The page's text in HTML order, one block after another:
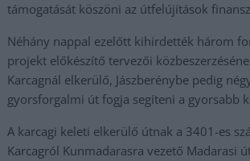
támogatását köszöni az útfelújítások
Néhány nappal ezelőtt kihirdették három
projekt előkészítő tervezői
Karcagnál elkerülő, Jászberénybe pedig
gyorsforgalmi út fogja segíteni a gyorsabb
A karcagi keleti elkerülő útnak a 3401-es
Karcagról Kunmadarasra vezető Madarasi